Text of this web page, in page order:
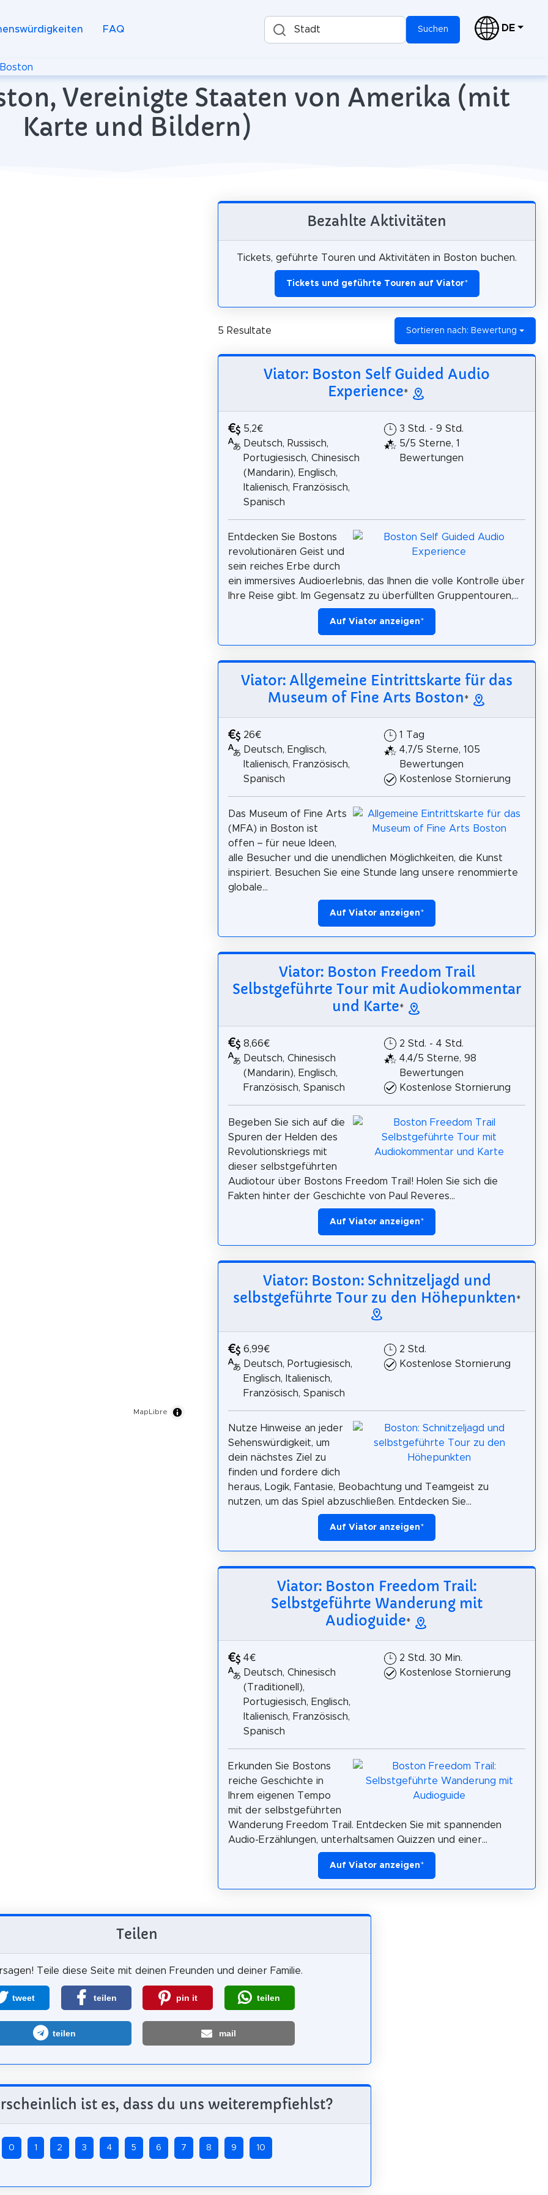
FAQ Stadt Suchen DE
Boston
Vereinigte Staaten von Amerika (mit
Karte und Bildern)
MapLibre
Bezahlte Aktivitäten
Tickets, geführte Touren und Aktivitäten in Boston buchen.
Tickets und geführte Touren auf Viator*
5 Resultate Sortieren nach: Bewertung
Viator: Boston Self Guided Audio
Experience*
5,2€
Deutsch, Russisch,
Portugiesisch, Chinesisch
(Mandarin), Englisch,
Italienisch, Französisch,
Spanisch
3 Std. - 9 Std.
5/5 Sterne, 1
Bewertungen
Entdecken Sie Bostons
revolutionären Geist und
sein reiches Erbe durch
ein immersives Audioerlebnis, das Ihnen die volle Kontrolle über
Ihre Reise gibt. Im Gegensatz zu überfüllten Gruppentouren,...
Auf Viator anzeigen*
Viator: Allgemeine Eintrittskarte für das
Museum of Fine Arts Boston*
26€
Deutsch, Englisch,
Italienisch, Französisch,
Spanisch
1 Tag
4,7/5 Sterne, 105
Bewertungen
Kostenlose Stornierung
Das Museum of Fine Arts
(MFA) in Boston ist
offen – für neue Ideen,
alle Besucher und die unendlichen Möglichkeiten, die Kunst
inspiriert. Besuchen Sie eine Stunde lang unsere renommierte
globale...
Auf Viator anzeigen*
Viator: Boston Freedom Trail
Selbstgeführte Tour mit Audiokommentar
und Karte*
8,66€
Deutsch, Chinesisch
(Mandarin), Englisch,
Französisch, Spanisch
2 Std. - 4 Std.
4,4/5 Sterne, 98
Bewertungen
Kostenlose Stornierung
Begeben Sie sich auf die
Spuren der Helden des
Revolutionskriegs mit
dieser selbstgeführten
Audiotour über Bostons Freedom Trail! Holen Sie sich die
Fakten hinter der Geschichte von Paul Reveres...
Auf Viator anzeigen*
Viator: Boston: Schnitzeljagd und
selbstgeführte Tour zu den Höhepunkten*
6,99€
Deutsch, Portugiesisch,
Englisch, Italienisch,
Französisch, Spanisch
2 Std.
Kostenlose Stornierung
Nutze Hinweise an jeder
Sehenswürdigkeit, um
dein nächstes Ziel zu
finden und fordere dich
heraus, Logik, Fantasie, Beobachtung und Teamgeist zu
nutzen, um das Spiel abzuschließen. Entdecken Sie...
Auf Viator anzeigen*
Viator: Boston Freedom Trail:
Selbstgeführte Wanderung mit
Audioguide*
4€
Deutsch, Chinesisch
(Traditionell),
Portugiesisch, Englisch,
Italienisch, Französisch,
Spanisch
2 Std. 30 Min.
Kostenlose Stornierung
Erkunden Sie Bostons
reiche Geschichte in
Ihrem eigenen Tempo
mit der selbstgeführten
Wanderung Freedom Trail. Entdecken Sie mit spannenden
Audio-Erzählungen, unterhaltsamen Quizzen und einer...
Auf Viator anzeigen*
Teilen
Teile diese Seite mit deinen Freunden und deiner Familie.
tweet teilen pin it teilen
teilen mail
ist es, dass du uns weiterempfiehlst?
0 1 2 3 4 5 6 7 8 9 10